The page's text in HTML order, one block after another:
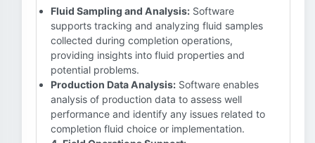
Fluid Sampling and Analysis: Software
supports tracking and analyzing fluid samples
collected during completion operations,
providing insights into fluid properties and
potential problems.
Production Data Analysis: Software enables
analysis of production data to assess well
performance and identify any issues related to
completion fluid choice or implementation.